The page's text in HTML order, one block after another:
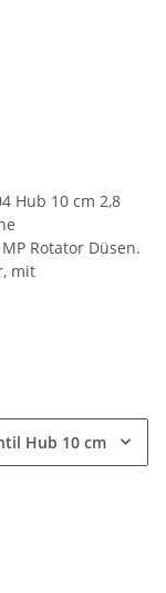
Hub 10 cm 2,8
Rotator Düsen.
mit
Hub 10 cm